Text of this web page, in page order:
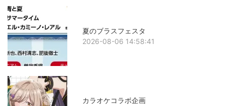
夏のブラスフェスタ
2026-08-06 14:58:41
カラオケコラボ企画